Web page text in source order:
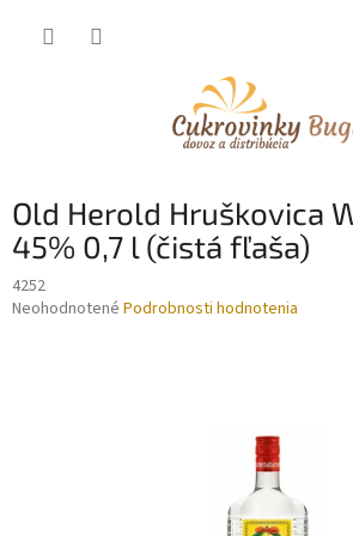
Old Herold Hruškovica
45% 0,7 l (čistá fľaša)
4252
Priemerné
Neohodnotené Podrobnosti hodnotenia